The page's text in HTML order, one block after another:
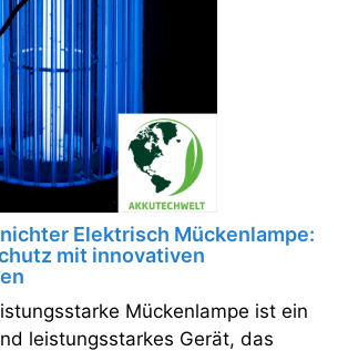
Elektrisch Mückenlampe:
mit innovativen
Mückenlampe ist ein
leistungsstarkes Gerät, das